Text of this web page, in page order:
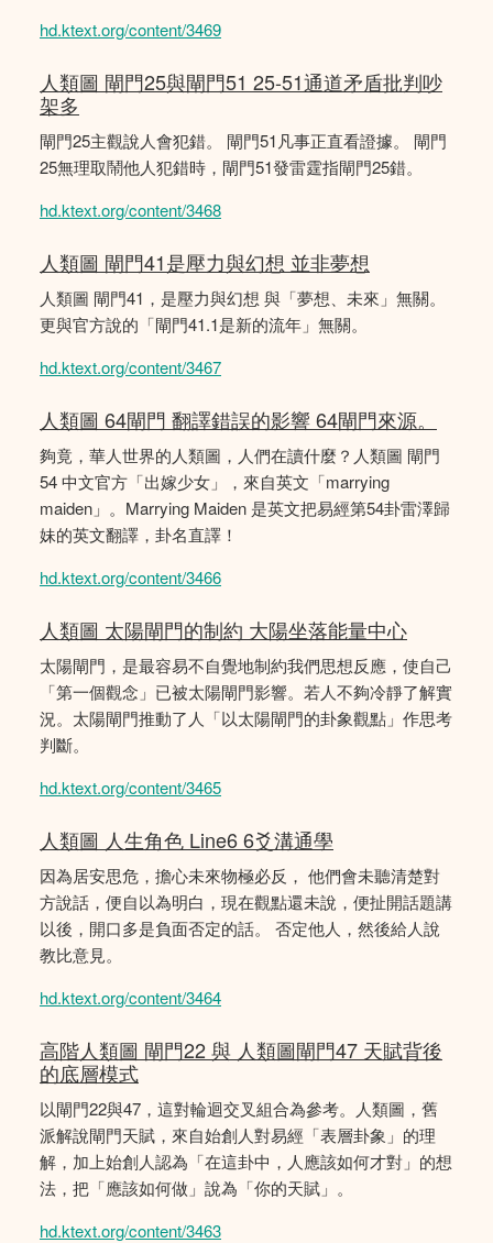
hd.ktext.org/content/3469
人類圖 閘門25與閘門51 25-51通道矛盾批判吵
架多
閘門25主觀說人會犯錯。 閘門51凡事正直看證據。 閘門
25無理取鬧他人犯錯時，閘門51發雷霆指閘門25錯。
hd.ktext.org/content/3468
人類圖 閘門41是壓力與幻想 並非夢想
人類圖 閘門41，是壓力與幻想 與「夢想、未來」無關。
更與官方說的「閘門41.1是新的流年」無關。
hd.ktext.org/content/3467
人類圖 64閘門 翻譯錯誤的影響 64閘門來源。
夠竟，華人世界的人類圖，人們在讀什麼？人類圖 閘門
54 中文官方「出嫁少女」，來自英文「marrying
maiden」。Marrying Maiden 是英文把易經第54卦雷澤歸
妹的英文翻譯，卦名直譯！
hd.ktext.org/content/3466
人類圖 太陽閘門的制約 大陽坐落能量中心
太陽閘門，是最容易不自覺地制約我們思想反應，使自己
「第一個觀念」已被太陽閘門影響。若人不夠冷靜了解實
況。太陽閘門推動了人「以太陽閘門的卦象觀點」作思考
判斷。
hd.ktext.org/content/3465
人類圖 人生角色 Line6 6爻溝通學
因為居安思危，擔心未來物極必反， 他們會未聽清楚對
方說話，便自以為明白，現在觀點還未說，便扯開話題講
以後，開口多是負面否定的話。 否定他人，然後給人說
教比意見。
hd.ktext.org/content/3464
高階人類圖 閘門22 與 人類圖閘門47 天賦背後
的底層模式
以閘門22與47，這對輪迴交叉組合為參考。人類圖，舊
派解說閘門天賦，來自始創人對易經「表層卦象」的理
解，加上始創人認為「在這卦中，人應該如何才對」的想
法，把「應該如何做」說為「你的天賦」。
hd.ktext.org/content/3463